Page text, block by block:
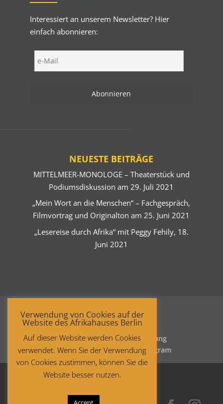
Interessiert an unserem Newsletter? Hier
einfach abonnieren:
NEUESTE BEITRÄGE
MITTELMEER-MONOLOGE – Theaterstück und
Podiumsdiskussion am 29. Juli 2021
„Mein Wort an die Menschen“ – Fachgespräch,
Filmvortrag und Originalton am 25. Juni 2021
„Lesereise durch Afrika“ mit Peggy Fehily, 18.
Juni 2021
Startseite
Datenschutzerklärung
Impressum
Facebook Instagram
Verwendung von Cookies auf der
Website des Afrikahauses Berlin
Auf dieser Website werden Cookies
verwendet. Wenn Sie der Verwendung
von Cookies zustimmen, können Sie die
Website besser nutzen.